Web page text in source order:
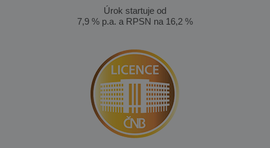
Úrok startuje od
7,9 % p.a. a RPSN na 16,2 %